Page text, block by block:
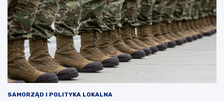
SAMORZĄD I POLITYKA LOKALNA